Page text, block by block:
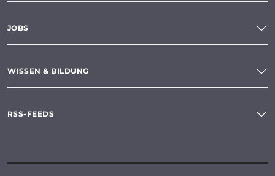
JOBS
WISSEN & BILDUNG
RSS-FEEDS